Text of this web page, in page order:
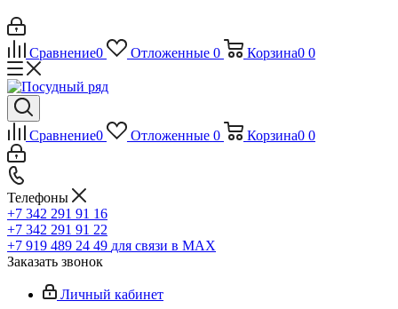
Сравнение0 Отложенные 0 Корзина0 0
Сравнение0 Отложенные 0 Корзина0 0
Телефоны
+7 342 291 91 16
+7 342 291 91 22
+7 919 489 24 49 для связи в МАХ
Заказать звонок
Личный кабинет